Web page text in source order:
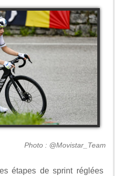
Photo : @Movistar_Team
étapes de sprint réglées